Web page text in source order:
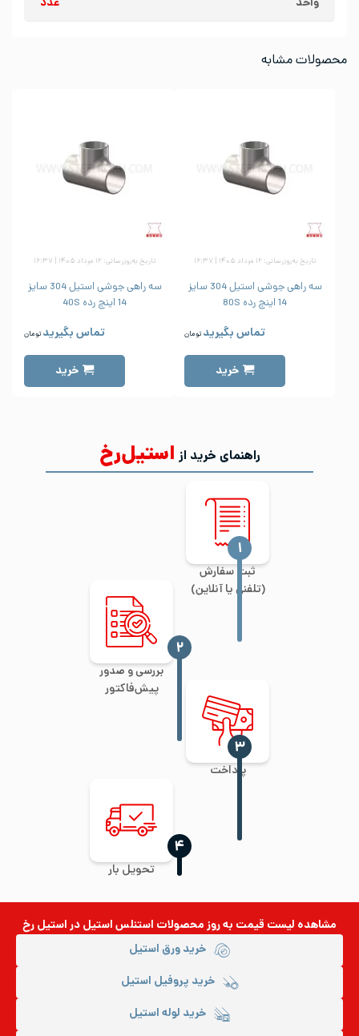
واحد عدد
محصولات مشابه
تاریخ به‌روزرسانی: ۱۲ مرداد ۱۴۰۵ | ۱۶:۳۷
سه راهی جوشی استیل 304 سایز
14 اینچ رده 80S
تماس بگیرید تومان
خرید
تاریخ به‌روزرسانی: ۱۲ مرداد ۱۴۰۵ | ۱۶:۳۷
سه راهی جوشی استیل 304 سایز
14 اینچ رده 40S
تماس بگیرید تومان
خرید
راهنمای خرید از استیل‌رخ
ثبت سفارش
(تلفنی یا آنلاین)
‍۱
بررسی و صدور
پیش‌فاکتور
‍۲
پرداخت
‍۳
تحویل بار
‍۴
مشاهده لیست قیمت به روزمحصولات استنلس استیلدر استیل رخ
خرید ورق استیل
خرید پروفیل استیل
خرید لوله استیل